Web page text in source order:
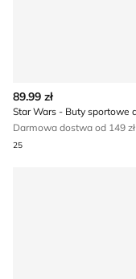
89.99 zł
Darmowa dostwa od 149 zł
25